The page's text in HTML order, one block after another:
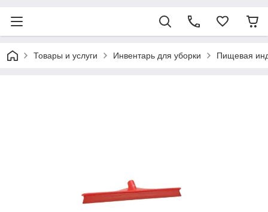
Товары и услуги Инвентарь для уборки Пищевая